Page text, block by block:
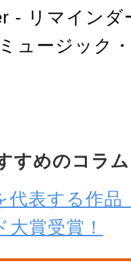
- リマインダ
ュージック
すめのコラム
代表する作品
大賞受賞！